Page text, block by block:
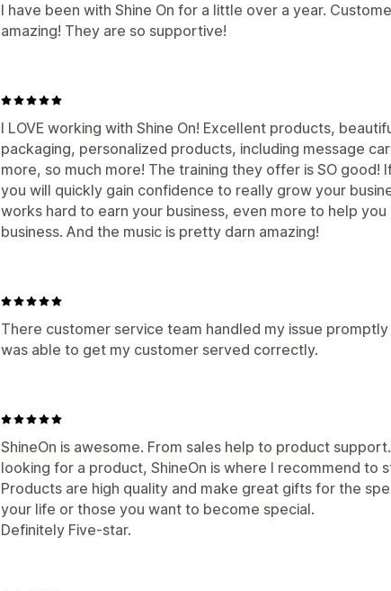
I have been with Shine On for a little over a year.
amazing! They are so supportive!
I LOVE working with Shine On! Excellent products,
packaging, personalized products, including message
more, so much more! The training they offer is SO good!
you will quickly gain confidence to really grow your
works hard to earn your business, even more to help you
business. And the music is pretty darn amazing!
There customer service team handled my issue
was able to get my customer served correctly.
ShineOn is awesome. From sales help to product
looking for a product, ShineOn is where I recommend to
Products are high quality and make great gifts for the
your life or those you want to become special.
Definitely Five-star.